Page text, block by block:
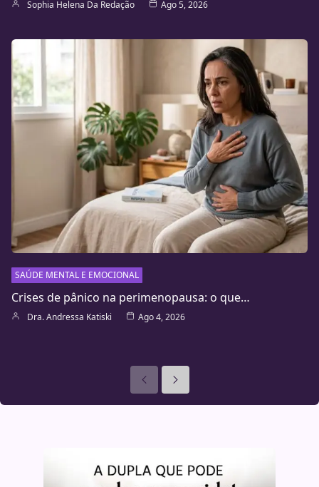
Sophia Helena Da Redação Ago 5, 2026
SAÚDE MENTAL E EMOCIONAL
Crises de pânico na perimenopausa: o que…
Dra. Andressa Katiski Ago 4, 2026
AnterioresSeguinte